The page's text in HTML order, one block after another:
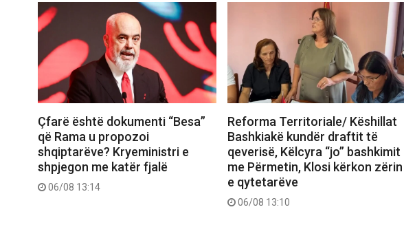
Çfarë është dokumenti “Besa”
që Rama u propozoi
shqiptarëve? Kryeministri e
shpjegon me katër fjalë
06/08 13:14
Reforma Territoriale/ Këshillat
Bashkiakë kundër draftit të
qeverisë, Këlcyra “jo” bashkimit
me Përmetin, Klosi kërkon zërin
e qytetarëve
06/08 13:10